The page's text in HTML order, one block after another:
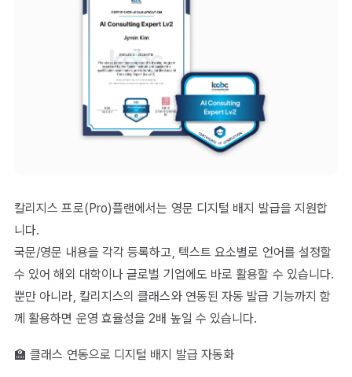
칼리지스 프로(Pro)플랜에서는 영문 디지털 배지 발급을 지원합
니다.
국문/영문 내용을 각각 등록하고, 텍스트 요소별로 언어를 설정할
수 있어 해외 대학이나 글로벌 기업에도 바로 활용할 수 있습니다.
뿐만 아니라, 칼리지스의 클래스와 연동된 자동 발급 기능까지 함
께 활용하면 운영 효율성을 2배 높일 수 있습니다.
🏫 클래스 연동으로 디지털 배지 발급 자동화